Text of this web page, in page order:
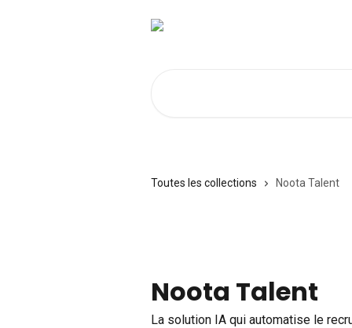
Toutes les collections Noota Talent
Noota Talent
La solution IA qui automatise le